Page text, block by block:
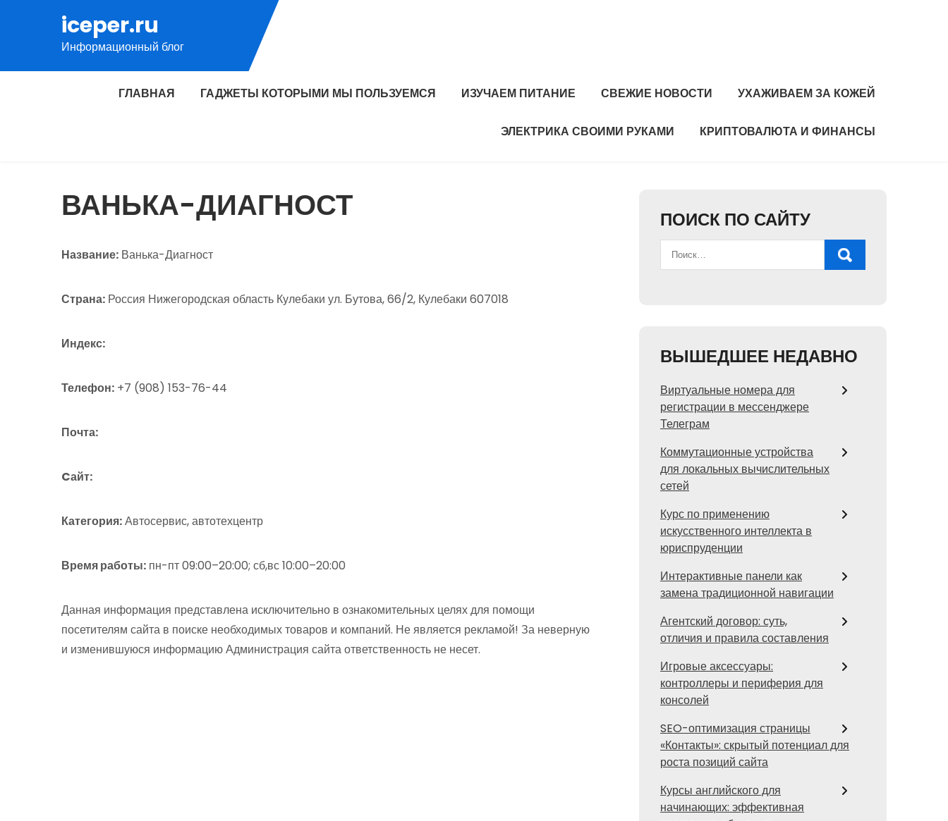
содержимому
iceper.ru
Информационный блог
ГЛАВНАЯ ГАДЖЕТЫ КОТОРЫМИ МЫ ПОЛЬЗУЕМСЯ ИЗУЧАЕМ ПИТАНИЕ СВЕЖИЕ НОВОСТИ УХАЖИВАЕМ ЗА КОЖЕЙ
ЭЛЕКТРИКА СВОИМИ РУКАМИ КРИПТОВАЛЮТА И ФИНАНСЫ
ВАНЬКА-ДИАГНОСТ
Название: Ванька-Диагност
Страна: Россия Нижегородская область Кулебаки ул. Бутова, 66/2, Кулебаки 607018
Индекс:
Телефон: +7 (908) 153-76-44
Почта:
Cайт:
Категория:Автосервис, автотехцентр
Время работы: пн-пт 09:00–20:00; сб,вс 10:00–20:00
Данная информация представлена исключительно в ознакомительных целях для помощи
посетителям сайта в поиске необходимых товаров и компаний. Не является рекламой! За неверную
и изменившуюся информацию Администрация сайта ответственность не несет.
ПОИСК ПО САЙТУ
ВЫШЕДШЕЕ НЕДАВНО
Виртуальные номера для
регистрации в мессенджере
Телеграм
Коммутационные устройства
для локальных вычислительных
сетей
Курс по применению
искусственного интеллекта в
юриспруденции
Интерактивные панели как
замена традиционной навигации
Агентский договор: суть,
отличия и правила составления
Игровые аксессуары:
контроллеры и периферия для
консолей
SEO-оптимизация страницы
«Контакты»: скрытый потенциал для
роста позиций сайта
Курсы английского для
начинающих: эффективная